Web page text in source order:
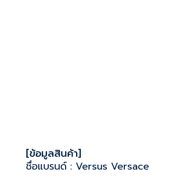
[ข้อมูลสินค้า]
ชื่อแบรนด์ : Versus Versace